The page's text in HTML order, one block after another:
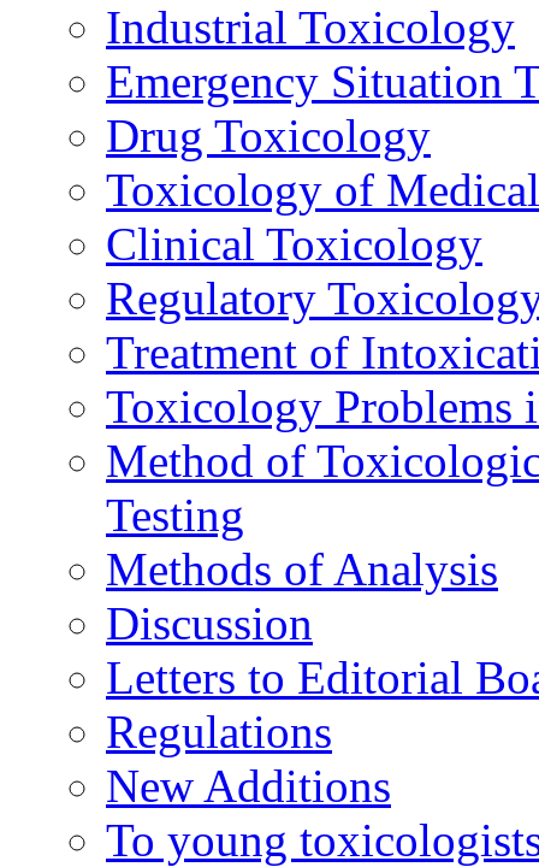
Industrial Toxicology
Emergency Situation
Drug Toxicology
Toxicology of
Clinical Toxicology
Regulatory
Treatment of
Toxicology Problems
Method of
Testing
Methods of Analysis
Discussion
Letters to Editorial
Regulations
New Additions
To young